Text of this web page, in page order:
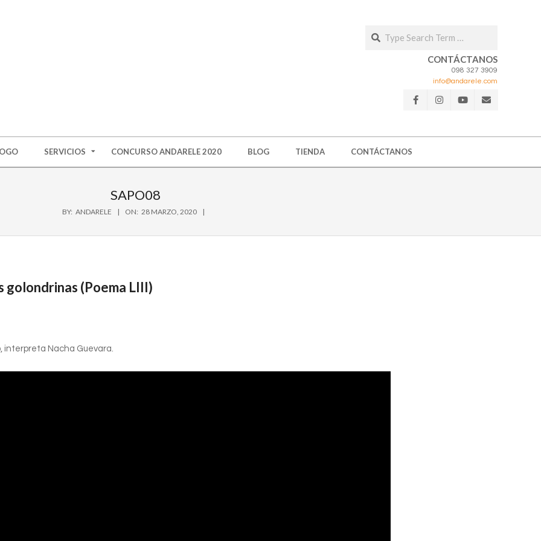
CONTÁCTANOS
098 327 3909
info@andarele.com
SERVICIOS CONCURSO ANDARELE 2020 BLOG TIENDA CONTÁCTANOS
SAPO08
BY: ANDARELE ON: 28 MARZO, 2020
golondrinas (Poema LIII)
interpreta Nacha Guevara.